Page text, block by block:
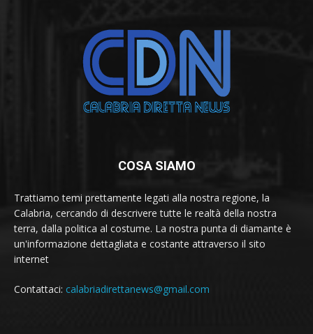
COSA SIAMO
Trattiamo temi prettamente legati alla nostra regione, la
Calabria, cercando di descrivere tutte le realtà della nostra
terra, dalla politica al costume. La nostra punta di diamante è
un'informazione dettagliata e costante attraverso il sito
internet
Contattaci: calabriadirettanews@gmail.com